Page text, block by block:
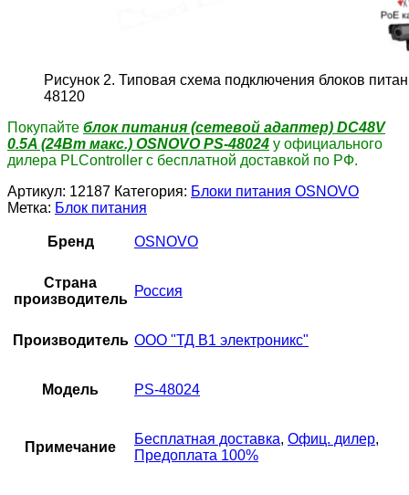
Рисунок 2. Типовая схема подключения блоков
48120
Покупайте блок питания (сетевой адаптер) DC48V
0.5A (24Вт макс.) OSNOVO PS-48024 у официального
дилера PLController с бесплатной доставкой по РФ.
Артикул: 12187 Категория: Блоки питания OSNOVO
Метка: Блок питания
Бренд OSNOVO
Страна
производитель
Россия
Производитель ООО "ТД В1 электроникс"
Модель PS-48024
Примечание
Бесплатная доставка, Офиц. дилер,
Предоплата 100%